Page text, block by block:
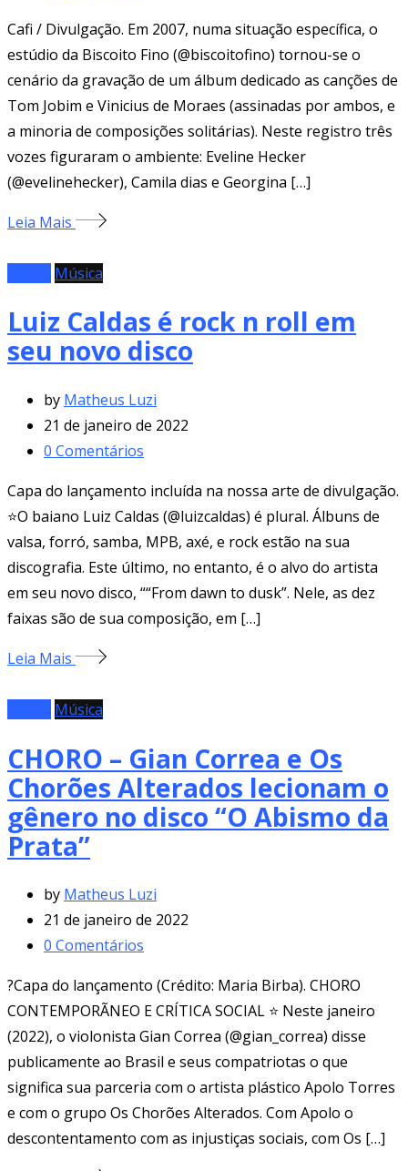
Cafi / Divulgação. Em 2007, numa situação específica, o
estúdio da Biscoito Fino (@biscoitofino) tornou-se o
cenário da gravação de um álbum dedicado as canções de
Tom Jobim e Vinicius de Moraes (assinadas por ambos, e
a minoria de composições solitárias). Neste registro três
vozes figuraram o ambiente: Eveline Hecker
(@evelinehecker), Camila dias e Georgina […]
Leia Mais
Música
Luiz Caldas é rock n roll em
seu novo disco
by Matheus Luzi
21 de janeiro de 2022
0 Comentários
Capa do lançamento incluída na nossa arte de divulgação.
⭐O baiano Luiz Caldas (@luizcaldas) é plural. Álbuns de
valsa, forró, samba, MPB, axé, e rock estão na sua
discografia. Este último, no entanto, é o alvo do artista
em seu novo disco, ““From dawn to dusk”. Nele, as dez
faixas são de sua composição, em […]
Leia Mais
Música
CHORO – Gian Correa e Os
Chorões Alterados lecionam o
gênero no disco “O Abismo da
Prata”
by Matheus Luzi
21 de janeiro de 2022
0 Comentários
?Capa do lançamento (Crédito: Maria Birba). CHORO
CONTEMPORÃNEO E CRÍTICA SOCIAL ⭐ Neste janeiro
(2022), o violonista Gian Correa (@gian_correa) disse
publicamente ao Brasil e seus compatriotas o que
significa sua parceria com o artista plástico Apolo Torres
e com o grupo Os Chorões Alterados. Com Apolo o
descontentamento com as injustiças sociais, com Os […]